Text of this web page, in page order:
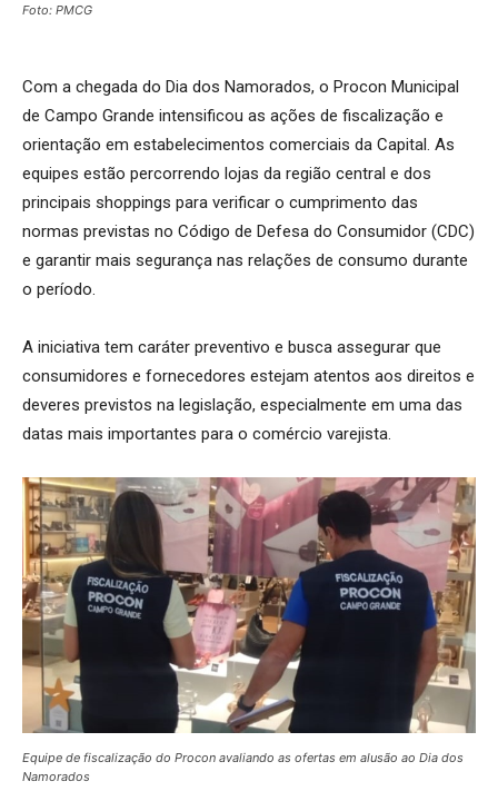
Foto: PMCG
Com a chegada do Dia dos Namorados, o Procon Municipal
de Campo Grande intensificou as ações de fiscalização e
orientação em estabelecimentos comerciais da Capital. As
equipes estão percorrendo lojas da região central e dos
principais shoppings para verificar o cumprimento das
normas previstas no Código de Defesa do Consumidor (CDC)
e garantir mais segurança nas relações de consumo durante
o período.
A iniciativa tem caráter preventivo e busca assegurar que
consumidores e fornecedores estejam atentos aos direitos e
deveres previstos na legislação, especialmente em uma das
datas mais importantes para o comércio varejista.
Equipe de fiscalização do Procon avaliando as ofertas em alusão ao Dia dos
Namorados